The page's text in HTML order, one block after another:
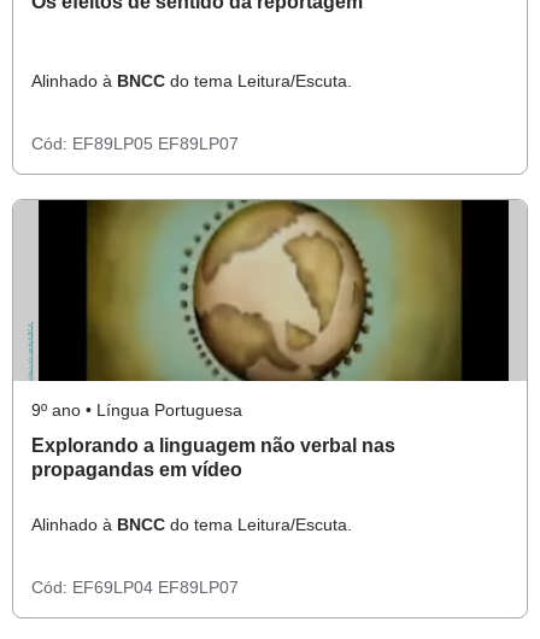
Alinhado à BNCC do tema Leitura/Escuta.
Cód: EF89LP05 EF89LP07
9º ano • Língua Portuguesa
Explorando a linguagem não verbal nas
propagandas em vídeo
Alinhado à BNCC do tema Leitura/Escuta.
Cód: EF69LP04 EF89LP07